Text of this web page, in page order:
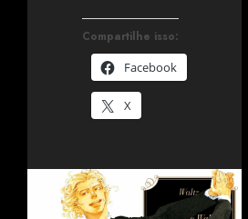
Compartilhe isso:
Facebook
X